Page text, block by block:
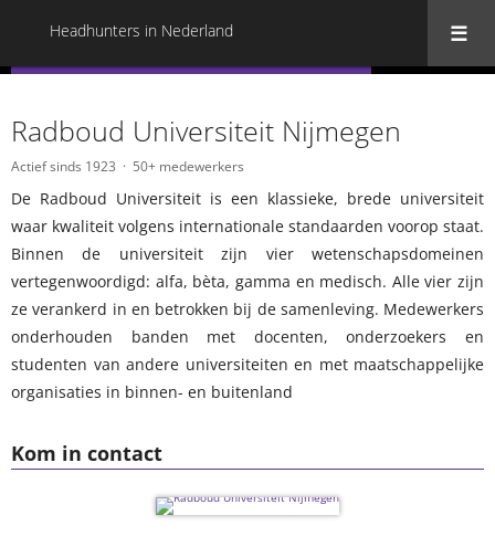
Headhunters in Nederland
Kom in contact
Radboud Universiteit Nijmegen
Actief sinds 1923 50+ medewerkers
De Radboud Universiteit is een klassieke, brede universiteit
waar kwaliteit volgens internationale standaarden voorop staat.
Binnen de universiteit zijn vier wetenschapsdomeinen
vertegenwoordigd: alfa, bèta, gamma en medisch. Alle vier zijn
ze verankerd in en betrokken bij de samenleving. Medewerkers
onderhouden banden met docenten, onderzoekers en
studenten van andere universiteiten en met maatschappelijke
organisaties in binnen- en buitenland